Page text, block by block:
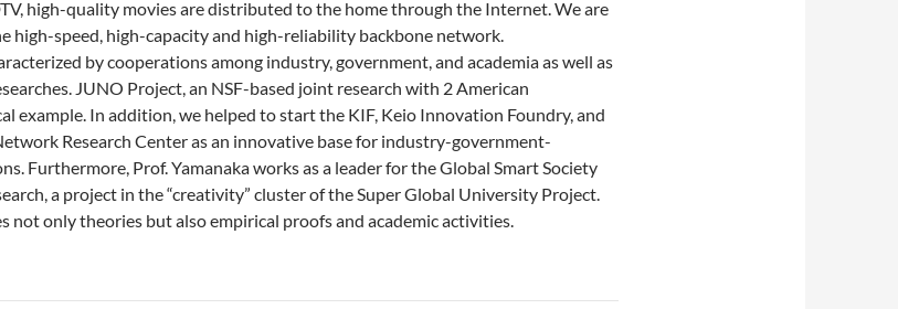
high-quality movies are distributed to the home through the Internet. We are
high-speed, high-capacity and high-reliability backbone network.
by cooperations among industry, government, and academia as well as
JUNO Project, an NSF-based joint research with 2 American
example. In addition, we helped to start the KIF, Keio Innovation Foundry, and
Research Center as an innovative base for industry-government-
Furthermore, Prof. Yamanaka works as a leader for the Global Smart Society
a project in the “creativity” cluster of the Super Global University Project.
not only theories but also empirical proofs and academic activities.